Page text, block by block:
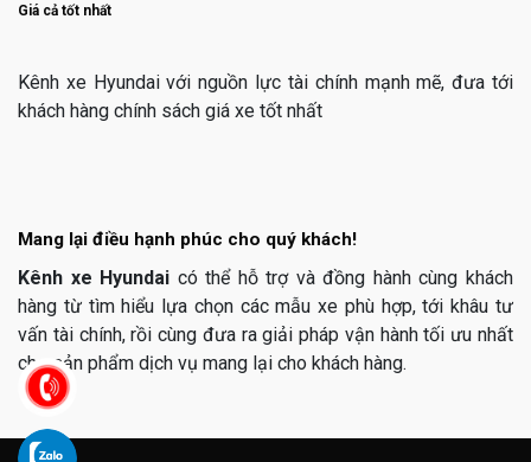
Giá cả tốt nhất
Kênh xe Hyundai với nguồn lực tài chính mạnh mẽ, đưa tới
khách hàng chính sách giá xe tốt nhất
Mang lại điều hạnh phúc cho quý khách!
Kênh xe Hyundai có thể hỗ trợ và đồng hành cùng khách
hàng từ tìm hiểu lựa chọn các mẫu xe phù hợp, tới khâu tư
vấn tài chính, rồi cùng đưa ra giải pháp vận hành tối ưu nhất
cho sản phẩm dịch vụ mang lại cho khách hàng.